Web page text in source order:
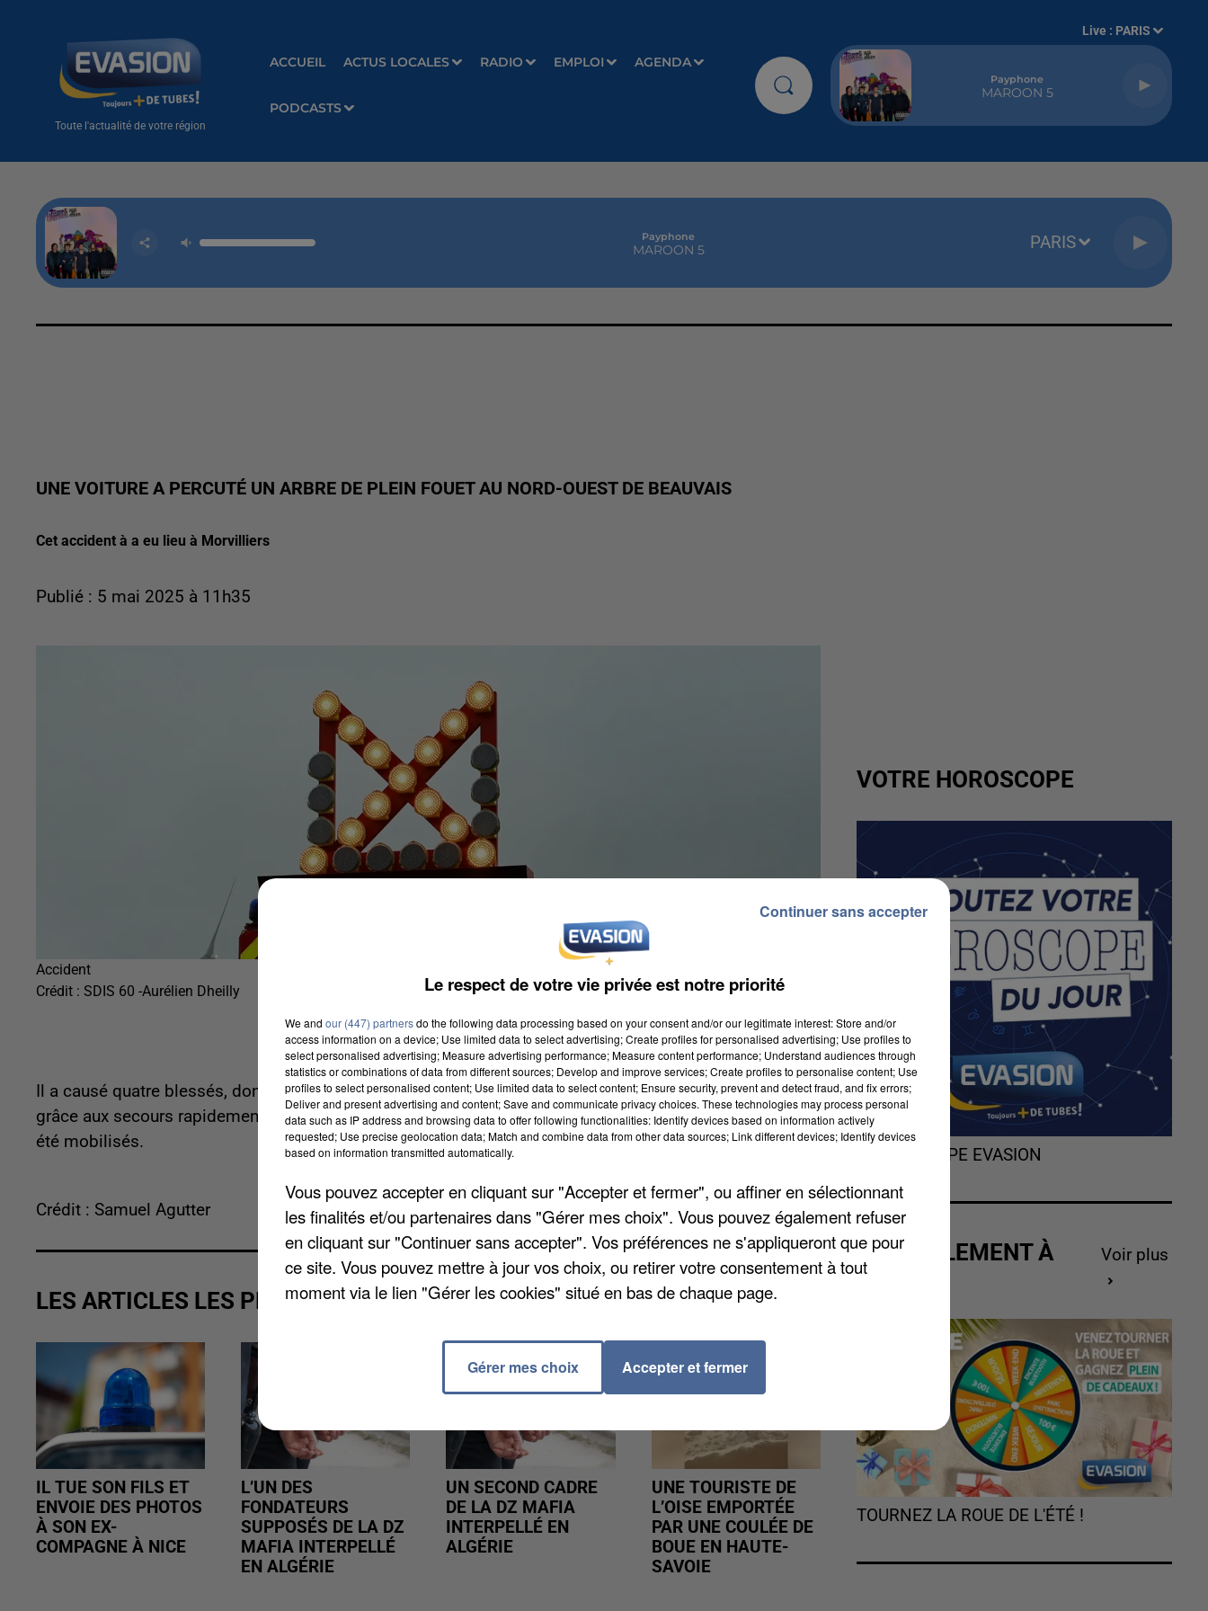
Toute l'actualité de votre région
ACCUEIL ACTUS LOCALES RADIO EMPLOI AGENDA
PODCASTS
Live : PARIS
Payphone
MAROON 5
Payphone
MAROON 5 PARIS
UNE VOITURE A PERCUTÉ UN ARBRE DE PLEIN FOUET AU NORD-OUEST DE BEAUVAIS
Cet accident à a eu lieu à Morvilliers
Publié : 5 mai 2025 à 11h35
Accident
Crédit : SDIS 60 -Aurélien Dheilly
Il a causé quatre blessés, dont deux en arrêt cardio-respiratoire. Heureusement, leur état s’est stabilisé
grâce aux secours rapidement dépêchés sur place. Les pompiers, le Samu, ainsi qu’un hélicoptère ont
été mobilisés.
Crédit : Samuel Agutter
LES ARTICLES LES PLUS VUS
IL TUE SON FILS ET
ENVOIE DES PHOTOS
À SON EX-
COMPAGNE À NICE
L’UN DES
FONDATEURS
SUPPOSÉS DE LA DZ
MAFIA INTERPELLÉ
EN ALGÉRIE
UN SECOND CADRE
DE LA DZ MAFIA
INTERPELLÉ EN
ALGÉRIE
UNE TOURISTE DE
L’OISE EMPORTÉE
PAR UNE COULÉE DE
BOUE EN HAUTE-
SAVOIE
VOTRE HOROSCOPE
L'HOROSCOPE EVASION
ACTUELLEMENT À
GAGNER
Voir plus
TOURNEZ LA ROUE DE L'ÉTÉ !
Le respect de votre vie privée est notre priorité
We and our (447) partnersdo the following data processing based on your consent and/or our legitimate interest: Store and/or
access information on a device; Use limited data to select advertising; Create profiles for personalised advertising; Use profiles to
select personalised advertising; Measure advertising performance; Measure content performance; Understand audiences through
statistics or combinations of data from different sources; Develop and improve services; Create profiles to personalise content; Use
profiles to select personalised content; Use limited data to select content; Ensure security, prevent and detect fraud, and fix errors;
Deliver and present advertising and content; Save and communicate privacy choices. These technologies may process personal
data such as IP address and browsing data to offer following functionalities: Identify devices based on information actively
requested; Use precise geolocation data; Match and combine data from other data sources; Link different devices; Identify devices
based on information transmitted automatically.
Vous pouvez accepter en cliquant sur "Accepter et fermer", ou affiner en sélectionnant
les finalités et/ou partenaires dans "Gérer mes choix". Vous pouvez également refuser
en cliquant sur "Continuer sans accepter". Vos préférences ne s'appliqueront que pour
ce site. Vous pouvez mettre à jour vos choix, ou retirer votre consentement à tout
moment via le lien "Gérer les cookies" situé en bas de chaque page.
Gérer mes choix Accepter et fermer
Continuer sans accepter